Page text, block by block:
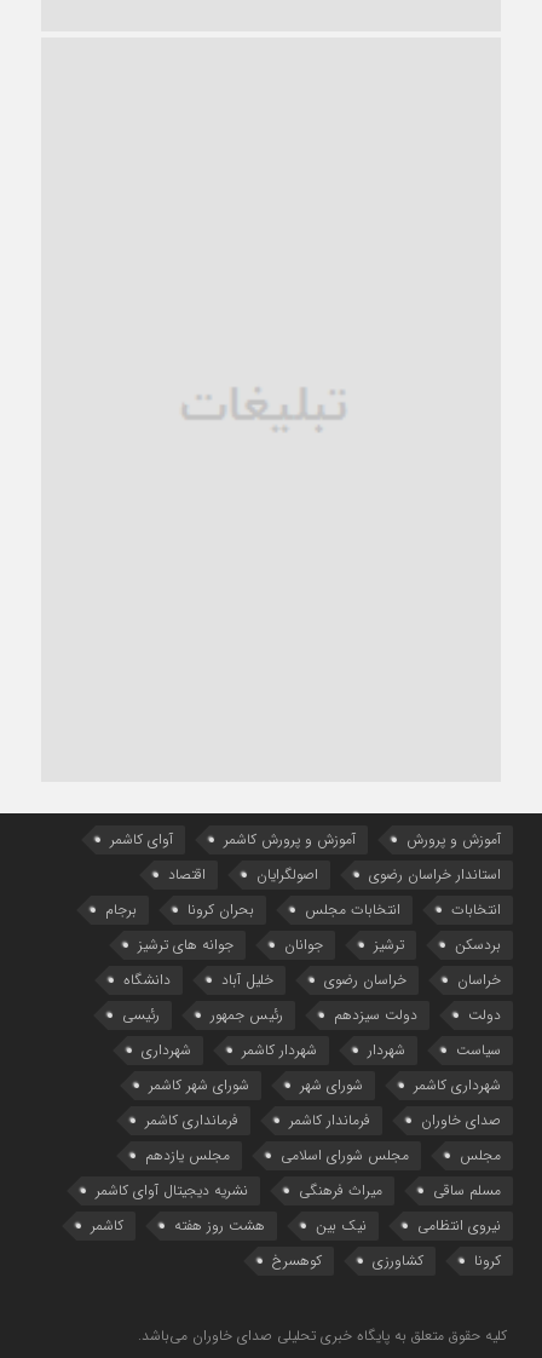
آموزش و پرورش آموزش و پرورش کاشمر
آوای کاشمر
استاندار خراسان رضوی
اصولگرایان
اقتصاد
انتخابات
انتخابات مجلس بحران کرونا
برجام
بردسکن
ترشیز جوانان
جوانه های ترشیز
خراسان
خراسان رضوی خلیل آباد
دانشگاه
دولت
دولت سیزدهم رئیس جمهور
رئیسی
سیاست
شهردار شهردار کاشمر
شهرداری
شهرداری کاشمر
شورای شهر
شورای شهر کاشمر
صدای خاوران
فرماندار کاشمر
فرمانداری کاشمر
مجلس
مجلس شورای اسلامی
مجلس یازدهم
مسلم ساقی
میراث فرهنگی
نشریه دیجیتال آوای کاشمر
نیروی انتظامی
نیک بین هشت روز هفته
کاشمر
کرونا
کشاورزی کوهسرخ
کلیه حقوق متعلق به پایگاه خبری تحلیلی صدای خاوران می‌باشد.